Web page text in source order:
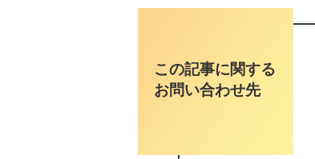
この記事に関する
お問い合わせ先